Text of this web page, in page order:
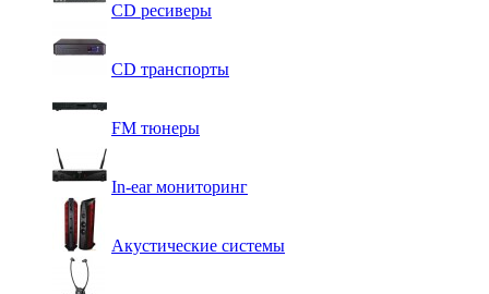
CD ресиверы
CD транспорты
FM тюнеры
In-ear мониторинг
Акустические системы